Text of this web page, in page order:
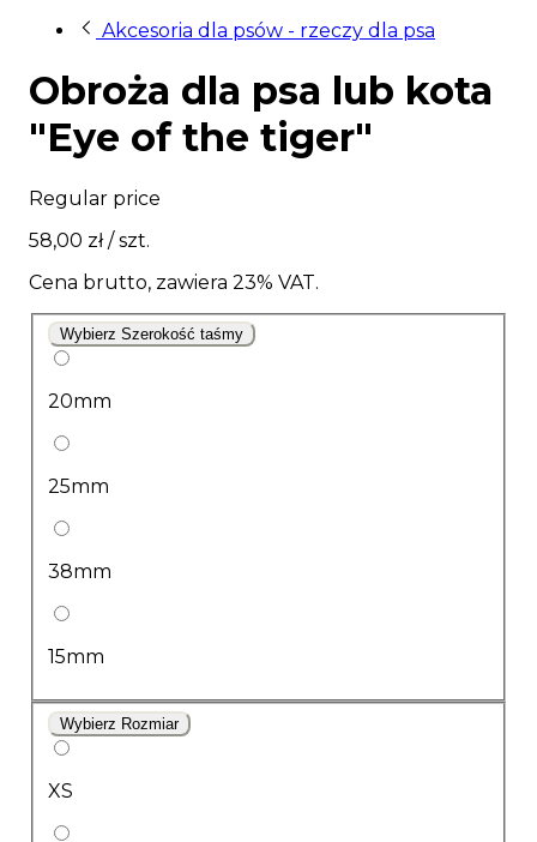
Akcesoria dla psów - rzeczy dla psa
Obroża dla psa lub kota
"Eye of the tiger"
Regular price
58,00 zł/ szt.
Cena brutto, zawiera 23% VAT.
Wybierz Szerokość taśmy
20mm
25mm
38mm
15mm
Wybierz Rozmiar
XS